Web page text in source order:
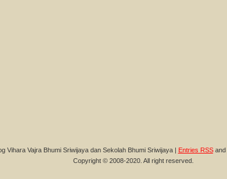
Vihara Vajra Bhumi Sriwijaya dan Sekolah Bhumi Sriwijaya | Entries RSSand
Copyright © 2008-2020. All right reserved.